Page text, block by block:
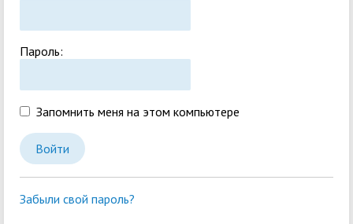
Пароль:
Запомнить меня на этом компьютере
Забыли свой пароль?